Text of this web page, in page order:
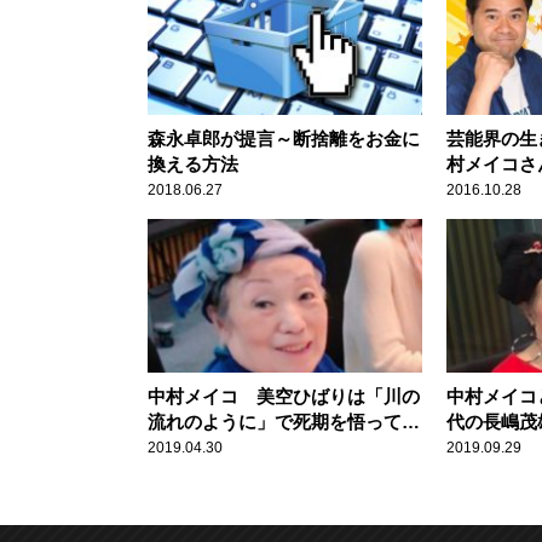
森永卓郎が提言～断捨離をお金に
換える方法
2018.06.27
芸能界の生
村メイコ
め直す 終
2016.10.28
中村メイコ 美空ひばりは「川の
流れのように」で死期を悟ってい
た？
2019.04.30
中村メイ
代の長嶋
2019.09.29